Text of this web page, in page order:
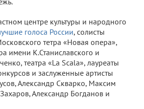
центре культуры и народного
голоса России, солисты
тетра «Новая опера»,
имени К.Станиславского и
театра «La Scala», лауреаты
и заслуженные артисты
Александр Скварко, Максим
Александр Богданов и